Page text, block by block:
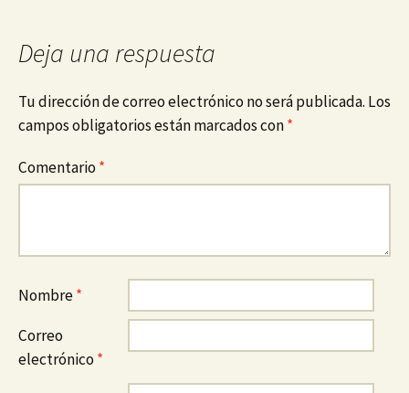
Deja una respuesta
Tu dirección de correo electrónico no será publicada. Los
campos obligatorios están marcados con*
Comentario*
Nombre*
Correo
electrónico*